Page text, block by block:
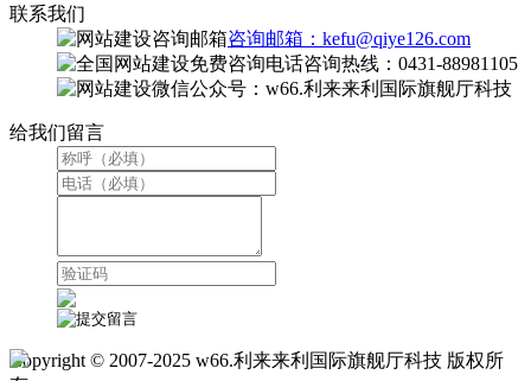
联系我们
咨询邮箱：kefu@qiye126.com
咨询热线：0431-88981105
微信公众号：w66.利来来利国际旗舰厅科技
给我们留言
Copyright © 2007-2025 w66.利来来利国际旗舰厅科技 版权所